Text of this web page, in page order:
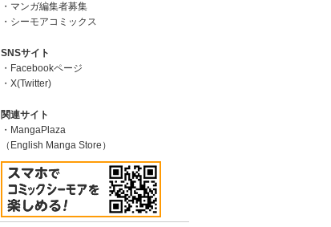
マンガ編集者募集
シーモアコミックス
SNSサイト
Facebookページ
X(Twitter)
関連サイト
MangaPlaza
（English Manga Store）